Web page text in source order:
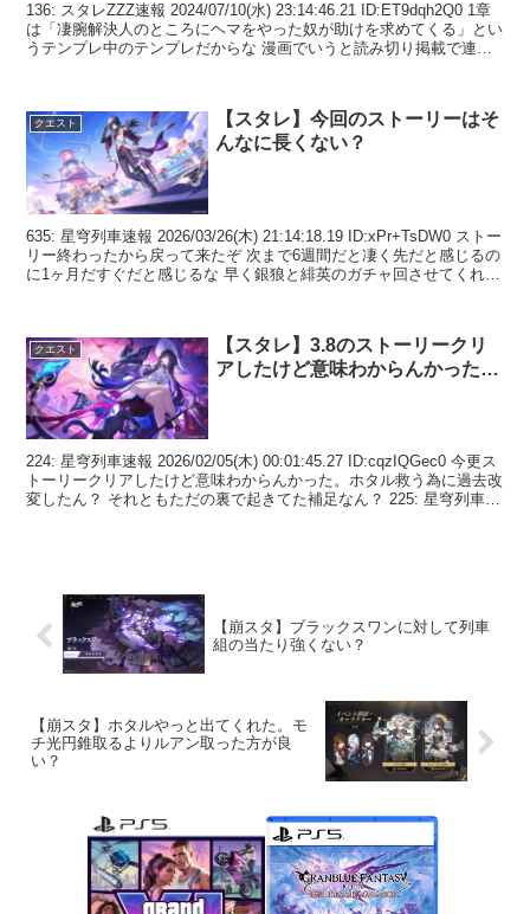
136: スタレZZZ速報 2024/07/10(水) 23:14:46.21 ID:ET9dqh2Q0 1章
は「凄腕解決人のところにヘマをやった奴が助けを求めてくる」とい
うテンプレ中のテンプレだからな 漫画でいうと読み切り掲載で連載
クエスト
【スタレ】今回のストーリーはそ
んなに長くない？
635: 星穹列車速報 2026/03/26(木) 21:14:18.19 ID:xPr+TsDW0 ストー
リー終わったから戻って来たぞ 次まで6週間だと凄く先だと感じるの
に1ヶ月だすぐだと感じるな 早く銀狼と緋英のガチャ回させてくれ
クエスト
【スタレ】3.8のストーリークリ
アしたけど意味わからんかった…
224: 星穹列車速報 2026/02/05(木) 00:01:45.27 ID:cqzIQGec0 今更ス
トーリークリアしたけど意味わからんかった。ホタル救う為に過去改
変したん？ それともただの裏で起きてた補足なん？ 225: 星穹列車
【崩スタ】ブラックスワンに対して列車
組の当たり強くない？
【崩スタ】ホタルやっと出てくれた。モ
チ光円錐取るよりルアン取った方が良
い？